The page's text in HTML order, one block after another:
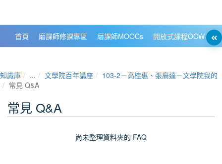
首頁 磨課師修課專區 磨課師MOOCs 開放式課程OCW
知識庫 ... 文學院百年講座
103-2－高桂惠、張廣達－文學院我的
常見 Q&A
常見 Q&A
尚未整理資料夾的 FAQ